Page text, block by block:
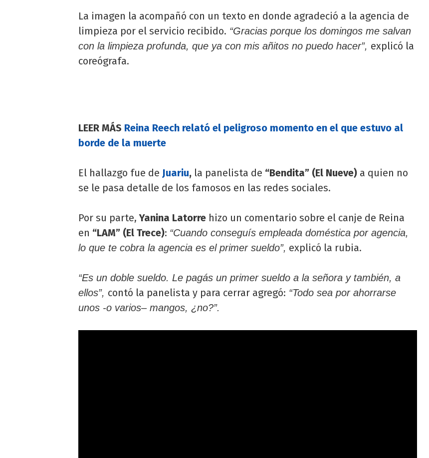
La imagen la acompañó con un texto en donde agradeció a la agencia de
limpieza por el servicio recibido. “Gracias porque los domingos me salvan
con la limpieza profunda, que ya con mis añitos no puedo hacer”, explicó la
coreógrafa.
LEER MÁS Reina Reech relató el peligroso momento en el que estuvo al
borde de la muerte
El hallazgo fue de Juariu, la panelista de “Bendita” (El Nueve) a quien no
se le pasa detalle de los famosos en las redes sociales.
Por su parte,Yanina Latorre hizo un comentario sobre el canje de Reina
en “LAM” (El Trece): “Cuando conseguís empleada doméstica por agencia,
lo que te cobra la agencia es el primer sueldo”, explicó la rubia.
“Es un doble sueldo. Le pagás un primer sueldo a la señora y también, a
ellos”, contó la panelista y para cerrar agregó: “Todo sea por ahorrarse
unos -o varios– mangos, ¿no?”.